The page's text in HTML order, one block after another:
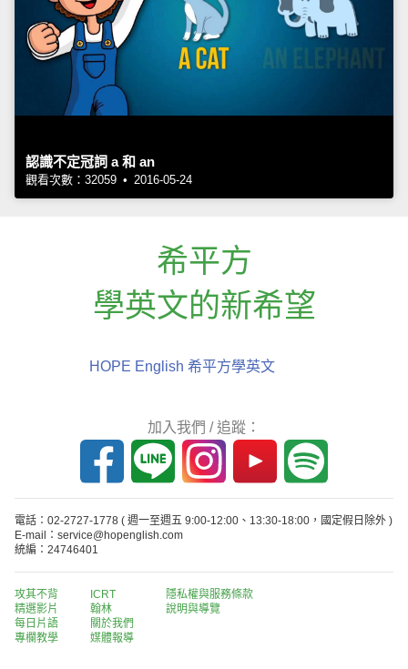
認識不定冠詞 a 和 an
觀看次數：32059 • 2016-05-24
希平方
學英文的新希望
HOPE English 希平方學英文
加入我們 / 追蹤：
電話：02-2727-1778 ( 週一至週五 9:00-12:00、13:30-18:00，國定假日除外 )
E-mail：service@hopenglish.com
統編：24746401
攻其不背
精選影片
每日片語
專欄教學
ICRT
翰林
關於我們
媒體報導
隱私權與服務條款
說明與導覽